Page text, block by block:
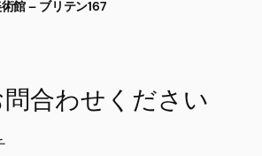
館 – ブリテン167
合わせください